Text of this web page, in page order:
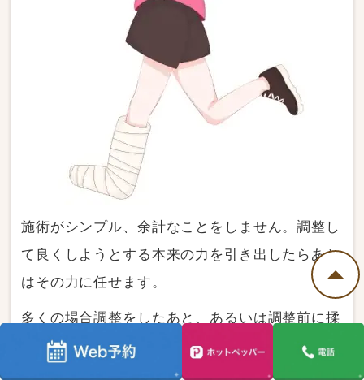
施術がシンプル、余計なことをしません。調整し
て良くしようとする本来の力を引き出したらあと
はその力に任せます。
多くの場合調整をしたあと、あるいは調整前に揉
む、押す、捻るなどを行い、運動やストレッチ指
導までします。軽いコリであればそれも有りだと